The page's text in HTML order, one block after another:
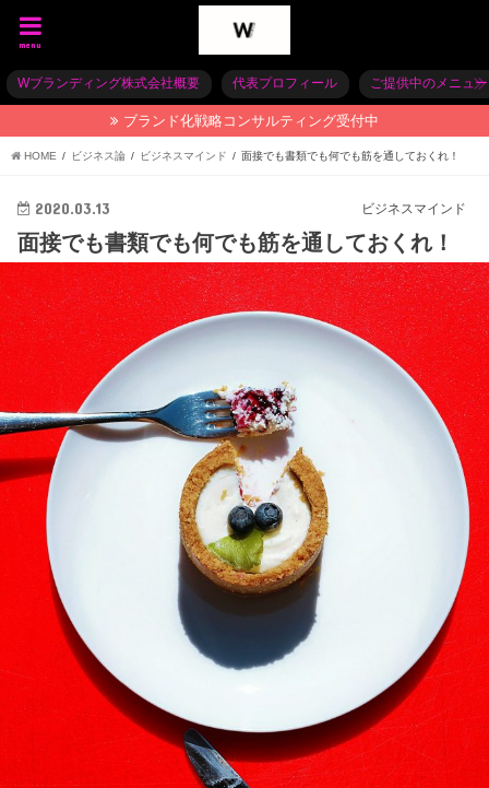
menu
Wブランディング株式会社概要 代表プロフィール ご提供中のメニュー
ブランド化戦略コンサルティング受付中
HOME ビジネス論 ビジネスマインド 面接でも書類でも何でも筋を通しておくれ！
ビジネスマインド
2020.03.13
面接でも書類でも何でも筋を通しておくれ！